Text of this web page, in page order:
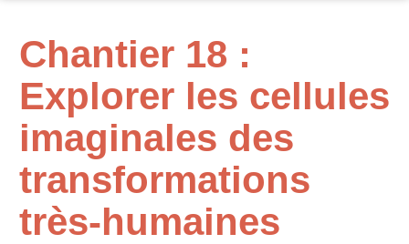
Chantier 18 :
Explorer les cellules
imaginales des
transformations
très-humaines